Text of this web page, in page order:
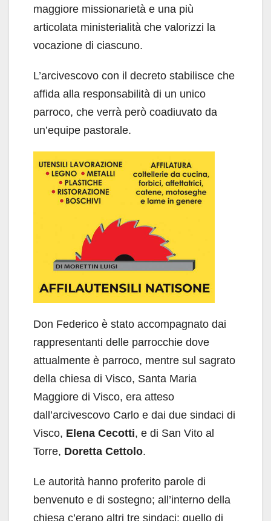
maggiore missionarietà e una più
articolata ministerialità che valorizzi la
vocazione di ciascuno.
L’arcivescovo con il decreto stabilisce che
affida alla responsabilità di un unico
parroco, che verrà però coadiuvato da
un’equipe pastorale.
Don Federico è stato accompagnato dai
rappresentanti delle parrocchie dove
attualmente è parroco, mentre sul sagrato
della chiesa di Visco, Santa Maria
Maggiore di Visco, era atteso
dall’arcivescovo Carlo e dai due sindaci di
Visco, Elena Cecotti, e di San Vito al
Torre, Doretta Cettolo.
Le autorità hanno proferito parole di
benvenuto e di sostegno; all’interno della
chiesa c’erano altri tre sindaci: quello di